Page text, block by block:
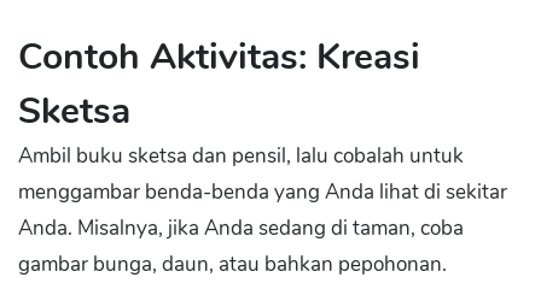
Contoh Aktivitas: Kreasi
Sketsa
Ambil buku sketsa dan pensil, lalu cobalah untuk
menggambar benda-benda yang Anda lihat di sekitar
Anda. Misalnya, jika Anda sedang di taman, coba
gambar bunga, daun, atau bahkan pepohonan.